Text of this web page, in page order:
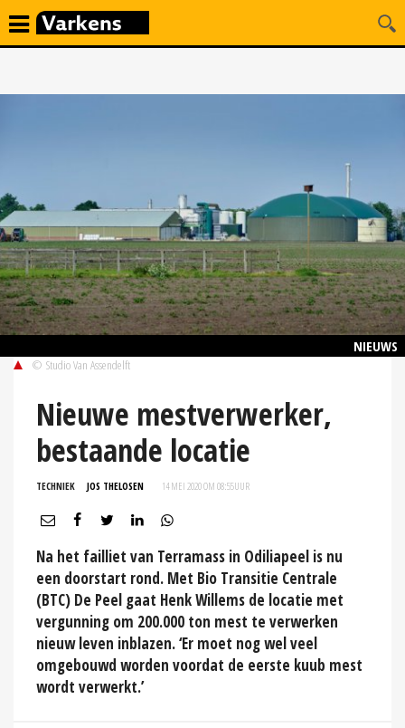
NIEUWS
© Studio Van Assendelft
Nieuwe mestverwerker,
bestaande locatie
TECHNIEK JOS THELOSEN 14 MEI 2020 OM 08:55UUR
Na het failliet van Terramass in Odiliapeel is nu
een doorstart rond. Met Bio Transitie Centrale
(BTC) De Peel gaat Henk Willems de locatie met
vergunning om 200.000 ton mest te verwerken
nieuw leven inblazen. ‘Er moet nog wel veel
omgebouwd worden voordat de eerste kuub mest
wordt verwerkt.’